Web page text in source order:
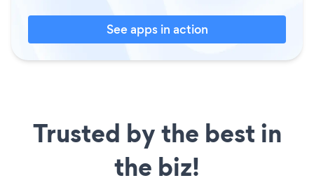
See apps in action
Trusted by the best in
the biz!